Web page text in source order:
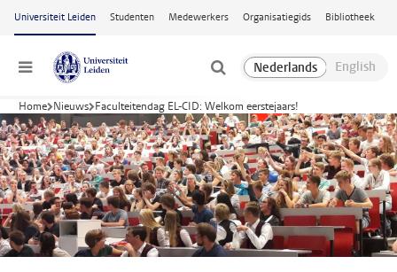
Ga naar hoofdinhoud
Universiteit Leiden Studenten Medewerkers Organisatiegids Bibliotheek
Menu
Home Nieuws Faculteitendag EL-CID: Welkom eerstejaars!